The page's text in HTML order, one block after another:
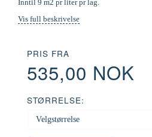
Inntil 9 m2 pr liter pr lag.
Vis full beskrivelse
PRIS FRA
535,00 NOK
STØRRELSE: